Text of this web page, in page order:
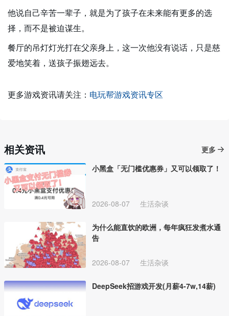
他说自己辛苦一辈子，就是为了孩子在未来能有更多的选
择，而不是被迫谋生。
餐厅的吊灯灯光打在父亲身上，这一次他没有说话，只是慈
爱地笑着，送孩子振翅远去。
更多游戏资讯请关注： 电玩帮游戏资讯专区
相关资讯
更多
小黑盒「无门槛优惠券」又可以领取了！
2026-08-07 生活杂谈
为什么能直饮的欧洲，每年疯狂发煮水通
告
2026-08-07 生活杂谈
DeepSeek招游戏开发(月薪4-7w,14薪)